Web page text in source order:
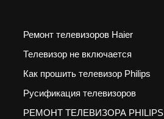
Ремонт телевизоров Haier
Телевизор не включается
Как прошить телевизор Philips
Русификация телевизоров
РЕМОНТ ТЕЛЕВИЗОРА PHILIPS